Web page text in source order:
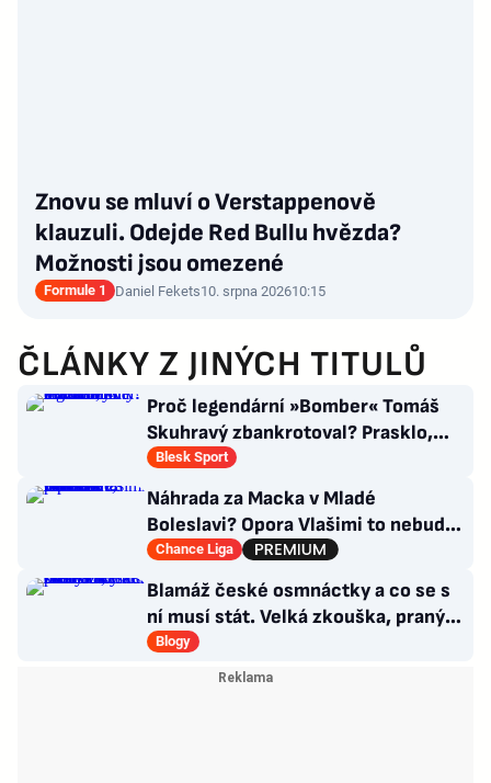
Znovu se mluví o Verstappenově
klauzuli. Odejde Red Bullu hvězda?
Možnosti jsou omezené
Formule 1 Daniel Fekets10. srpna 202610:15
ČLÁNKY Z JINÝCH TITULŮ
Proč legendární »Bomber« Tomáš
Skuhravý zbankrotoval? Prasklo,
kde dluží miliony!
Blesk Sport
Náhrada za Macka v Mladé
Boleslavi? Opora Vlašimi to nebude,
přichází záložník Baníku
Chance Liga
Blamáž české osmnáctky a co se s
ní musí stát. Velká zkouška, pranýř
není na místě
Blogy